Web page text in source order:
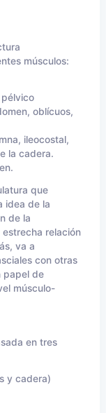
músculos:
pélvico
oblícuos,
ileocostal,
la cadera.
que
idea de la
de la
relación
va a
con otras
papel de
músculo-
en tres
y cadera)